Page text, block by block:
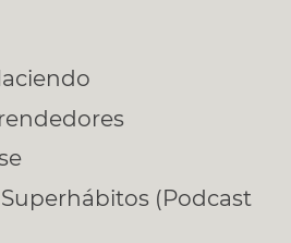
(Podcast